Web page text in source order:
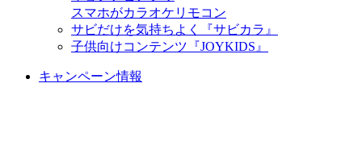
スマホがカラオケリモコン
サビだけを気持ちよく『サビカラ』
子供向けコンテンツ『JOYKIDS』
キャンペーン情報